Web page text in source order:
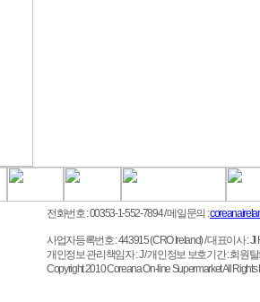
전화번호 : 00353-1-552-7894/ 메일문의 :
사업자등록번호 : 443915 (CRO Ireland)/ 대표이사 : JI
개인정보 관리책임자 : J / 개인정보 보호기간 : 회원
Copyright 2010 Coreana On-line Supermarket All